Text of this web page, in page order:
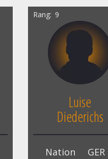
Rang 9
Luise
Diederichs
Nation
GER